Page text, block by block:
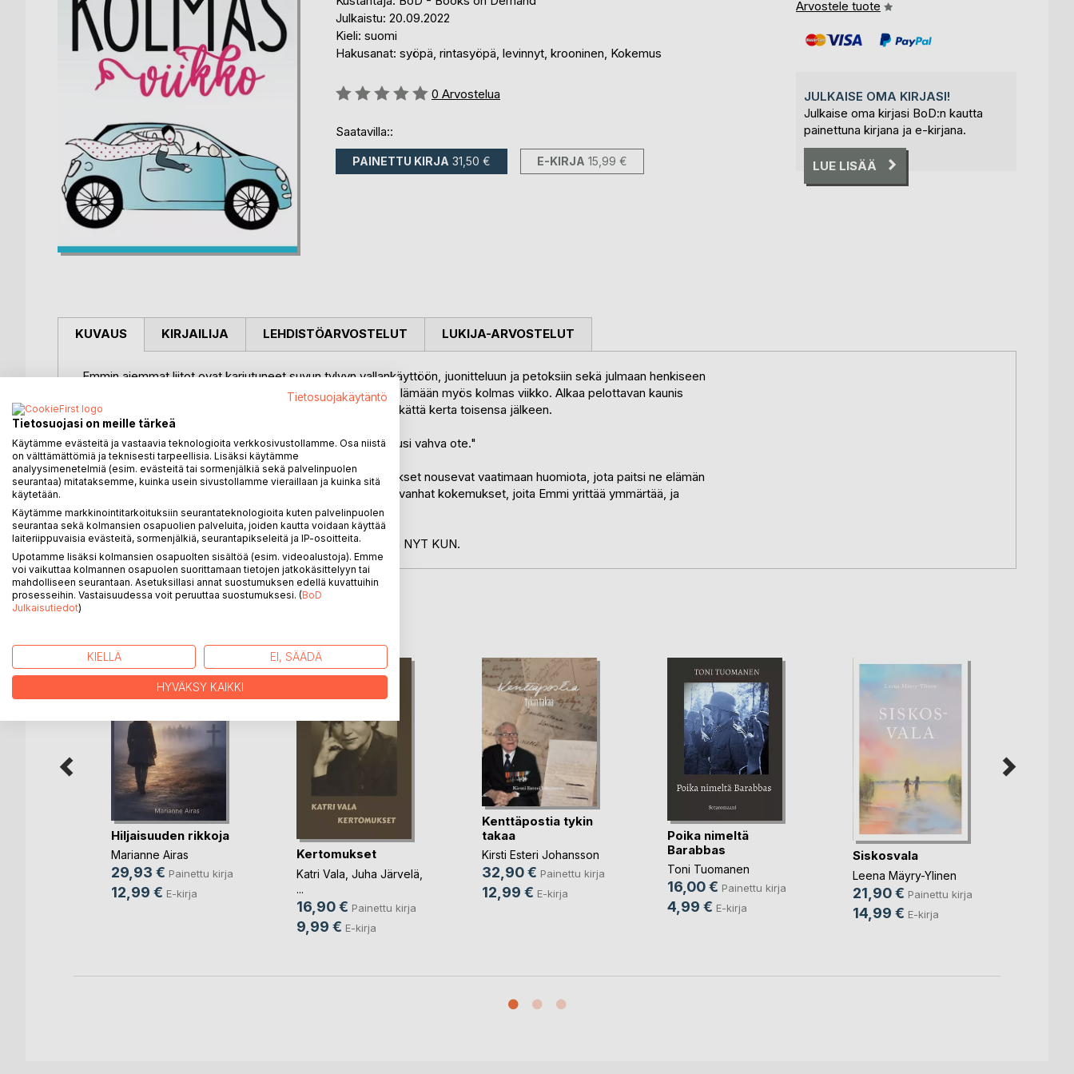
Julkaistu: 20.09.2022
Kieli: suomi
Hakusanat: syöpä, rintasyöpä, levinnyt, krooninen, Kokemus
Arvostelu::
0 Arvostelua
Saatavilla::
PAINETTU KIRJA 31,50 € E-KIRJA 15,99 €
Arvostele tuote
JULKAISE OMA KIRJASI!
Julkaise oma kirjasi BoD:n kautta
painettuna kirjana ja e-kirjana.
LUE LISÄÄ
KUVAUS
Emmin aiemmat liitot ovat kariutuneet suvun tylyyn vallankäyttöön, juonitteluun ja petoksiin sekä julmaan henkiseen
väkivaltaan. Kun kolmas kerta toden sanoo, astuu Emmin elämään myös kolmas viikko. Alkaa pelottavan kaunis
matka, jonka varrella rajaton onni ja kuolemanpelko lyövät kättä kerta toisensa jälkeen.
"On saatava uudelleen toivon reunasta kiinni, on saatava uusi vahva ote."
Syöpäkokemusten keskellä myös menneisyyden kokemukset nousevat vaatimaan huomiota, jota paitsi ne elämän
virrassa ovat jääneet. Lääkesumussa sekoittuvat uudet ja vanhat kokemukset, joita Emmi yrittää ymmärtää, ja
huomaa, että elämä yllättää jälleen.
Kolmas viikko ei ole selviytymistarina, vaan tarina elämästä NYT KUN.
KIRJAILIJA LEHDISTÖARVOSTELUT LUKIJA-ARVOSTELUT
LISÄÄ KIRJOJA B
Hiljaisuuden rikkoja
Marianne Airas
29,93 € Painettu kirja
12,99 € E-kirja
Kertomukset
Katri Vala Juha Järvelä
...
16,90 € Painettu kirja
9,99 € E-kirja
Kenttäpostia tykin
takaa
Kirsti Esteri Johansson
32,90 € Painettu kirja
12,99 € E-kirja
Poika nimeltä
Barabbas
Toni Tuomanen
16,00 € Painettu kirja
4,99 € E-kirja
Siskosvala
Leena Mäyry-Ylinen
21,90 € Painettu kirja
14,99 € E-kirja
Tietosuojakäytäntö
Tietosuojasi on meille tärkeä
Käytämme evästeitä ja vastaavia teknologioita verkkosivustollamme. Osa niistä
on välttämättömiä ja teknisesti tarpeellisia. Lisäksi käytämme
analyysimenetelmiä (esim. evästeitä tai sormenjälkiä sekä palvelinpuolen
seurantaa) mitataksemme, kuinka usein sivustollamme vieraillaan ja kuinka sitä
käytetään.
Käytämme markkinointitarkoituksiin seurantateknologioita kuten palvelinpuolen
seurantaa sekä kolmansien osapuolien palveluita, joiden kautta voidaan käyttää
laiteriippuvaisia evästeitä, sormenjälkiä, seurantapikseleitä ja IP-osoitteita.
Upotamme lisäksi kolmansien osapuolten sisältöä (esim. videoalustoja). Emme
voi vaikuttaa kolmannen osapuolen suorittamaan tietojen jatkokäsittelyyn tai
mahdolliseen seurantaan. Asetuksillasi annat suostumuksen edellä kuvattuihin
prosesseihin. Vastaisuudessa voit peruuttaa suostumuksesi. (BoD
Julkaisutiedot)
KIELLÄ EI, SÄÄDÄ
HYVÄKSY KAIKKI